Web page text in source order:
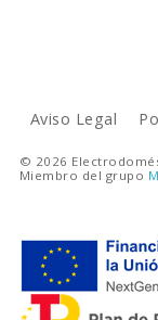
Aviso Legal
© 2026
Miembro del grupo